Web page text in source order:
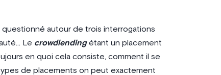
autour de trois interrogations
Le crowdlendingétant un placement
en quoi cela consiste, comment il se
de placements on peut exactement